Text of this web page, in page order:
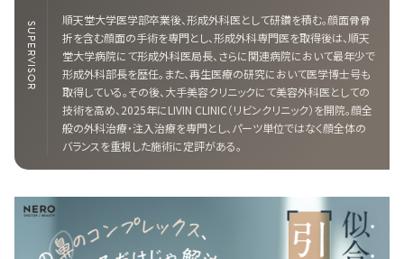
SUPERVISOR
順天堂大学医学部卒業後、形成外科医として研鑽を積む。顔面骨骨
折を含む顔面の手術を専門とし、形成外科専門医を取得後は、順天
堂大学病院にて形成外科医局長、さらに関連病院において最年少で
形成外科部長を歴任。また、再生医療の研究において医学博士号も
取得している。その後、大手美容クリニックにて美容外科医としての
技術を高め、2025年にLIVIN CLINIC（リビンクリニック）を開院。顔全
般の外科治療・注入治療を専門とし、パーツ単位ではなく顔全体の
バランスを重視した施術に定評がある。